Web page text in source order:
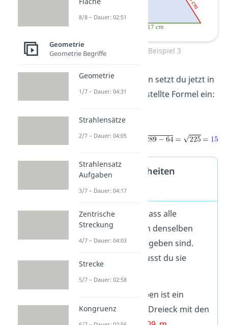
a²+b²=c² Beispiel 3
Die beiden Zahlen setzt du jetzt in
die nachbumgestellte Formel ein:
Achtung: Einheiten
beachten
Achte darauf, dass alle
Seitenlängen
in denselben
Einheiten angegeben sind.
Wenn nicht, musst du sie
Beispiel: Gegeben ist ein
rechtwinkliges Dreieck mit den
8/8 – Dauer: 02:51
Geometrie
Geometrie Begriffe
Geometrie
1/7 – Dauer: 04:31
Strahlensätze
2/7 – Dauer: 04:05
Strahlensatz
Aufgaben
3/7 – Dauer: 04:17
Zentrische
Streckung
4/7 – Dauer: 04:03
Strecke
5/7 – Dauer: 02:58
Kongruenz